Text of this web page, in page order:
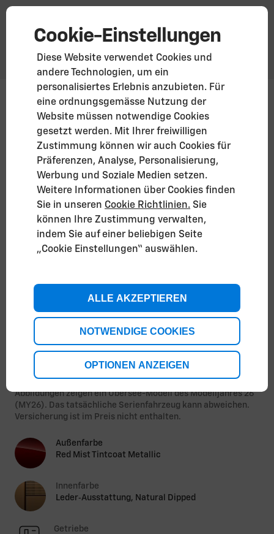
Cookie-Einstellungen
Diese Website verwendet Cookies und
andere Technologien, um ein
personalisiertes Erlebnis anzubieten. Für
eine ordnungsgemässe Nutzung der
Website müssen notwendige Cookies
gesetzt werden. Mit Ihrer freiwilligen
Zustimmung können wir auch Cookies für
Präferenzen, Analyse, Personalisierung,
Werbung und Soziale Medien setzen.
Weitere Informationen über Cookies finden
Sie in unseren Cookie Richtlinien. Sie
können Ihre Zustimmung verwalten,
indem Sie auf einer beliebigen Seite
„Cookie Einstellungen“ auswählen.
ALLE AKZEPTIEREN
NOTWENDIGE COOKIES
OPTIONEN ANZEIGEN
Corvette Z06 · Cabriolet (MY26)
Zusätzliche Preisangaben*
Corvette Z06 entdecken
1 / 3
Energieverbrauch kombiniert: 15,9 L/100 km; CO₂-
Emissionen kombiniert: 363 g/km; CO₂-Klasse: G.
Abbildungen zeigen ein Übersee-Modell des Modelljahres 26
(MY26). Das tatsächliche Serienfahrzeug kann abweichen.
Versicherung ist im Preis nicht enthalten.
Außenfarbe
Red Mist Tintcoat Metallic
Innenfarbe
Leder‑Ausstattung, Natural Dipped
Getriebe